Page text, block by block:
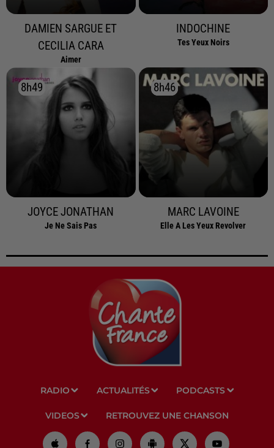
DAMIEN SARGUE ET
CECILIA CARA
Aimer
INDOCHINE
Tes Yeux Noirs
8h49
8h49
JOYCE JONATHAN
Je Ne Sais Pas
8h46
8h46
MARC LAVOINE
Elle A Les Yeux Revolver
RADIO ACTUALITÉS PODCASTS
VIDEOS RETROUVEZ UNE CHANSON